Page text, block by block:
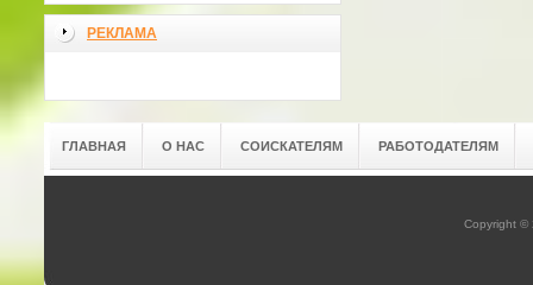
РЕКЛАМА
ГЛАВНАЯ О НАС СОИСКАТЕЛЯМ РАБОТОДАТЕЛЯМ
Copyright ©